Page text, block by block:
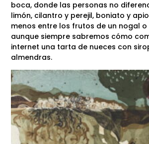
boca, donde las personas no
limón, cilantro y perejil, boniato y
menos entre los frutos de un nogal
aunque siempre sabremos cómo
internet una tarta de nueces con
almendras.